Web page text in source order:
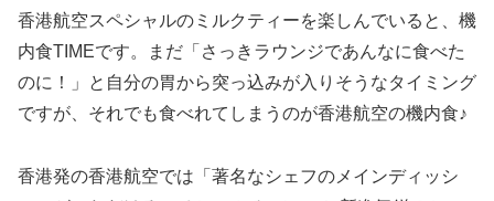
香港航空スペシャルのミルクティーを楽しんでいると、機
内食TIMEです。まだ「さっきラウンジであんなに食べた
のに！」と自分の胃から突っ込みが入りそうなタイミング
ですが、それでも食べれてしまうのが香港航空の機内食♪
香港発の香港航空では「著名なシェフのメインディッシ